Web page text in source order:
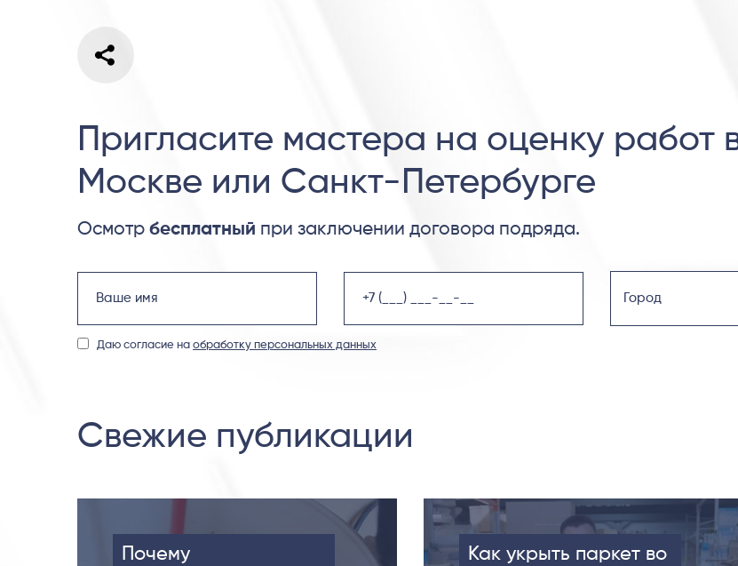
Пригласите мастера на оценку работ
Москве или Санкт-Петербурге
Осмотр бесплатный при заключении договора подряда.
Даю согласие на обработку персональных данных
Свежие публикации
Почему
Как укрыть паркет во